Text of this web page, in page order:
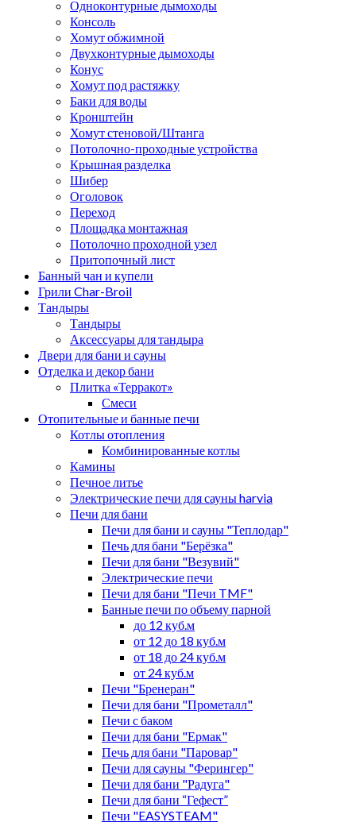
Одноконтурные дымоходы
Консоль
Хомут обжимной
Двухконтурные дымоходы
Конус
Хомут под растяжку
Баки для воды
Кронштейн
Хомут стеновой/Штанга
Потолочно-проходные устройства
Крышная разделка
Шибер
Оголовок
Переход
Площадка монтажная
Потолочно проходной узел
Притопочный лист
Банный чан и купели
Грили Char-Broil
Тандыры
Тандыры
Аксессуары для тандыра
Двери для бани и сауны
Отделка и декор бани
Плитка «Терракот»
Смеси
Отопительные и банные печи
Котлы отопления
Комбинированные котлы
Камины
Печное литье
Электрические печи для сауны harvia
Печи для бани
Печи для бани и сауны "Теплодар"
Печь для бани "Берёзка"
Печи для бани "Везувий"
Электрические печи
Печи для бани "Печи TMF"
Банные печи по объему парной
до 12 куб.м
от 12 до 18 куб.м
от 18 до 24 куб.м
от 24 куб.м
Печи "Бренеран"
Печи для бани "Прометалл"
Печи с баком
Печи для бани "Ермак"
Печь для бани "Паровар"
Печи для сауны "Ферингер"
Печи для бани "Радуга"
Печи для бани “Гефест”
Печи "EASYSTEAM"